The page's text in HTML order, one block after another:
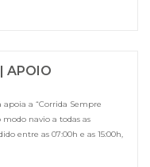
utilizava, originalmente,
APOIO
apoia a “Corrida Sempre
navio a todas as
entre as 07:00h e as 15:00h,
da participação no evento.